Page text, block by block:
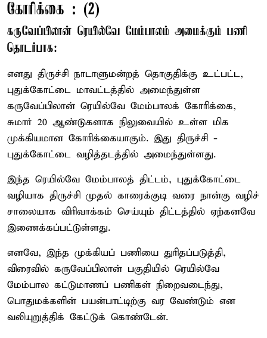
கோரிக்கை : (2)
கருவேப்பிலான் ரெயில்வே மேம்பாலம் அமைக்கும் பணி
தொடர்பாக:
எனது திருச்சி நாடாளுமன்றத் தொகுதிக்கு உட்பட்ட,
புதுக்கோட்டை மாவட்டத்தில் அமைந்துள்ள
கருவேப்பிலான் ரெயில்வே மேம்பாலக் கோரிக்கை,
சுமார் 20 ஆண்டுகளாக நிலுவையில் உள்ள மிக
முக்கியமான கோரிக்கையாகும். இது திருச்சி -
புதுக்கோட்டை வழித்தடத்தில் அமைந்துள்ளது.
இந்த ரெயில்வே மேம்பாலத் திட்டம், புதுக்கோட்டை
வழியாக திருச்சி முதல் காரைக்குடி வரை நான்கு வழிச்
சாலையாக விரிவாக்கம் செய்யும் திட்டத்தில் ஏற்கனவே
இணைக்கப்பட்டுள்ளது.
எனவே, இந்த முக்கியப் பணியை துரிதப்படுத்தி,
விரைவில் கருவேப்பிலான் பகுதியில் ரெயில்வே
மேம்பால கட்டுமாணப் பணிகள் நிறைவடைந்து,
பொதுமக்களின் பயன்பாட்டிற்கு வர வேண்டும் என
வலியுறுத்திக் கேட்டுக் கொண்டேன்.